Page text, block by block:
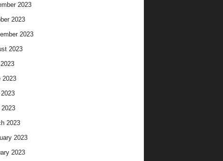
2023
2023
2023
2023
2023
2023
2023
2023